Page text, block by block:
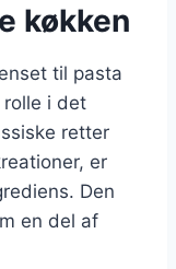
køkken
til pasta
rolle i det
retter
er
Den
en del af